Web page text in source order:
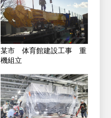
某市 体育館建設工事 重
機組立